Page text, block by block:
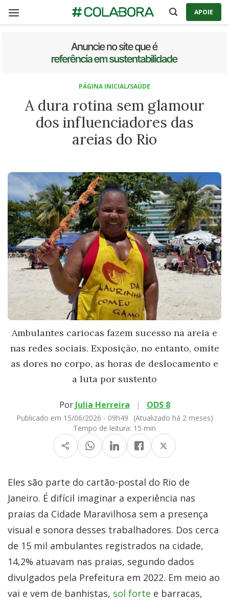
APOIE
PÁGINA INICIAL/SAÚDE
A dura rotina sem glamour
dos influenciadores das
areias do Rio
Ambulantes cariocas fazem sucesso na areia e
nas redes sociais. Exposição, no entanto, omite
as dores no corpo, as horas de deslocamento e
a luta por sustento
Por Julia Herreira | ODS 8
Publicado em 15/06/2026 - 09h49
(Atualizado há 2 meses)
Tempo de leitura: 15 min
Eles são parte do cartão-postal do Rio de
Janeiro. É difícil imaginar a experiência nas
praias da Cidade Maravilhosa sem a presença
visual e sonora desses trabalhadores. Dos cerca
de 15 mil ambulantes registrados na cidade,
14,2% atuavam nas praias, segundo dados
divulgados pela Prefeitura em 2022. Em meio ao
vai e vem de banhistas, sol forte e barracas,